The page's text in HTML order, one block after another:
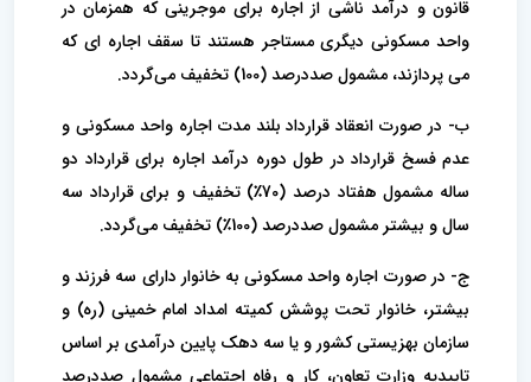
قانون و درآمد ناشی از اجاره برای موجرینی که همزمان در
واحد مسکونی دیگری مستاجر هستند تا سقف اجاره ای که
می پردازند، مشمول صددرصد (100) تخفیف می‌گردد.
ب- در صورت انعقاد قرارداد بلند مدت اجاره واحد مسکونی و
عدم فسخ قرارداد در طول دوره درآمد اجاره برای قرارداد دو
ساله مشمول هفتاد درصد (70٪) تخفیف و برای قرارداد سه
سال و بیشتر مشمول صددرصد (100٪) تخفیف می‌گردد.
ج- در صورت اجاره واحد مسکونی به خانوار دارای سه فرزند و
بیشتر، خانوار تحت پوشش کمیته امداد امام خمینی (ره) و
سازمان بهزیستی کشور و یا سه دهک پایین درآمدی بر اساس
تاییدیه وزارت تعاون، کار و رفاه اجتماعی مشمول صددرصد